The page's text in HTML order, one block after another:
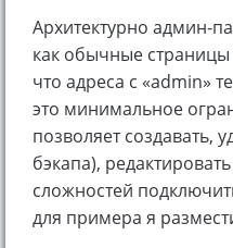
Архитектурно админ-
как обычные страницы
что адреса с «admin»
это минимальное
позволяет создавать,
бэкапа),
сложностей
для примера я